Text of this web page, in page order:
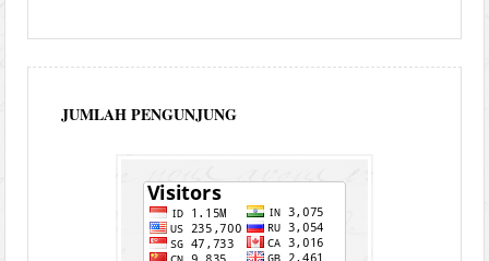
JUMLAH PENGUNJUNG